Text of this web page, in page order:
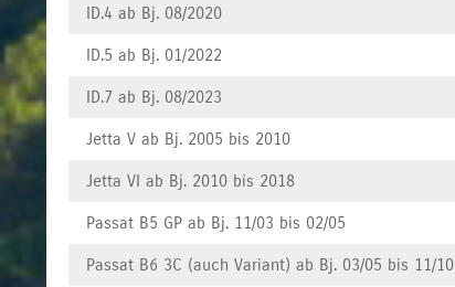
ID.4 ab Bj. 08/2020
ID.5 ab Bj. 01/2022
ID.7 ab Bj. 08/2023
Jetta V ab Bj. 2005 bis 2010
Jetta VI ab Bj. 2010 bis 2018
Passat B5 GP ab Bj. 11/03 bis 02/05
Passat B6 3C (auch Variant) ab Bj. 03/05 bis 11/10